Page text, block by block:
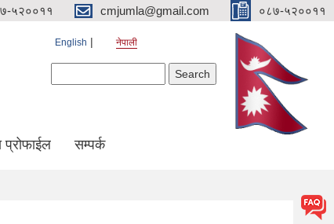
५२००११ cmjumla@gmail.com ०८७-५२००११
English नेपाली
प्रोफाईल सम्पर्क